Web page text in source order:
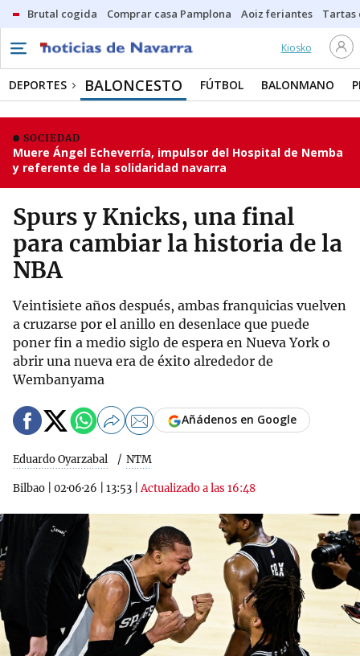
Brutal cogida Comprar casa Pamplona Aoiz feriantes Tartas
Kiosko
DEPORTES BALONCESTO FÚTBOL BALONMANO
SOCIEDAD
Muere Ángel Echeverría, impulsor del Hospital de Nemba
y referente de la solidaridad navarra
Spurs y Knicks, una final
para cambiar la historia de la
NBA
Veintisiete años después, ambas franquicias vuelven
a cruzarse por el anillo en desenlace que puede
poner fin a medio siglo de espera en Nueva York o
abrir una nueva era de éxito alrededor de
Wembanyama
Eduardo Oyarzabal NTM
Bilbao 02·06·26 13:53 |Actualizado a las 16:48
Añádenos en Google